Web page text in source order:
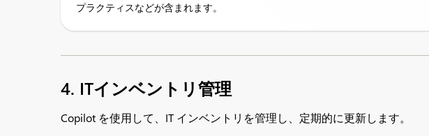
プラクティスなどが含まれます。
4. ITインベントリ管理
Copilot を使用して、IT インベントリを管理し、定期的に更新します。